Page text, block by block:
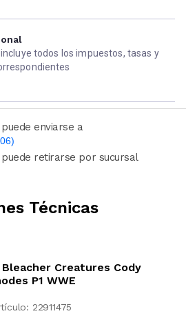
todos los impuestos, tasas y
enviarse a
(sólo números)
retirarse por sucursal
Técnicas
Bleacher Creatures Cody
P1 WWE
22911475